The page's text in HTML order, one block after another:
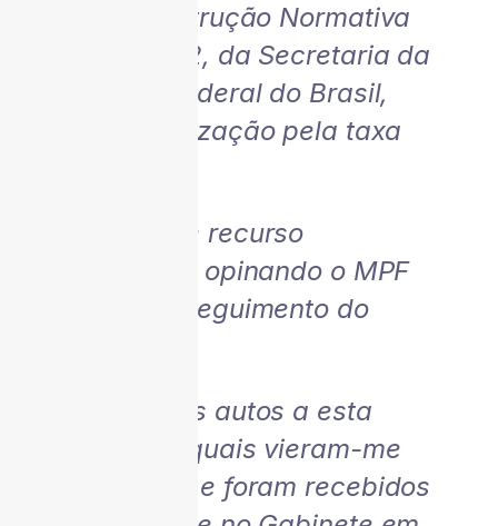
82, da Instrução Normativa
1.300/2012, da Secretaria da
Receita Federal do Brasil,
com atualização pela taxa
Não houve recurso
voluntário, opinando o MPF
pelo prosseguimento do
Subiram os autos a esta
Corte, os quais vieram-me
conclusos e foram recebidos